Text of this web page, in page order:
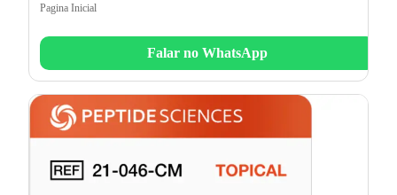
Pagina Inicial
Falar no WhatsApp